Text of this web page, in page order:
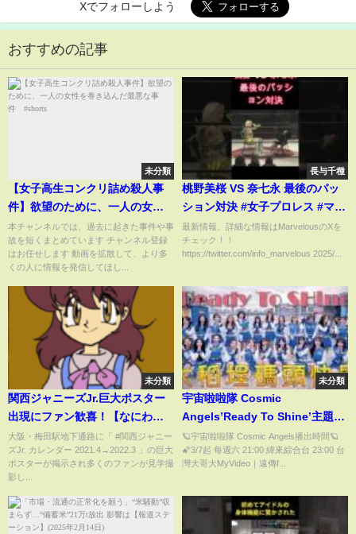
Xでフォローしよう
おすすめの記事
未分類
【女子高生コンクリ詰め殺人事
件】欲望のために、一人の女性
を巻き込んだ最悪な事件
#shorts
本チャンネルでは、過去に起きた事件や事
故を短くまとめています チャンネル登録
はお任せします 動画を拡散して、より多
くの人に情報を発信してほし...
長与千種
桃野美桜 VS 奈七永 最後のパッ
ション対決 #女子プロレス #マー
ベラスプロレス
最新情報、詳細な情報はMarvelousのXを
チェック！！
https://twitter.com/info_marvelous 2025/...
未分類
関西ジャニーズJr.巨大ポスター
出現にファン歓喜！【なにわ男
子・Aぇ! group・Lil かんさい・
Boys be】Snow Man紅白歌合
戦辞退。
大阪・梅田駅地下通路に「 #関西ジャニー
ズJr. カレンダー 2021.4→2022.3 」の巨大
ポスターが掲示され多くのファンが見学撮
影し...
未分類
宇宙啦啦隊 Cosmic
Angels’Ready To Shine’主題
曲-大稻埕快閃
🪐宇宙啦啦隊 Cosmic Angels播出時間🪐
🌠3/7起 每週六 21:00 緯來綜合台 23:00 台
灣大哥大MyVideo｜遠傳f...